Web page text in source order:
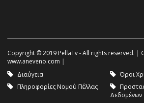
Copyright © 2019 PellaTv - All rights reserved. |
www.aneveno.com |
Διαύγεια
Όροι
Πληροφορίες Νομού Πέλλας
Δεδομένων